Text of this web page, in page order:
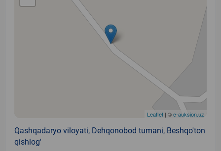
Leaflet | ©e-auksion.uz
Qashqadaryo viloyati, Dehqonobod tumani, Beshqo'ton
qishlog'